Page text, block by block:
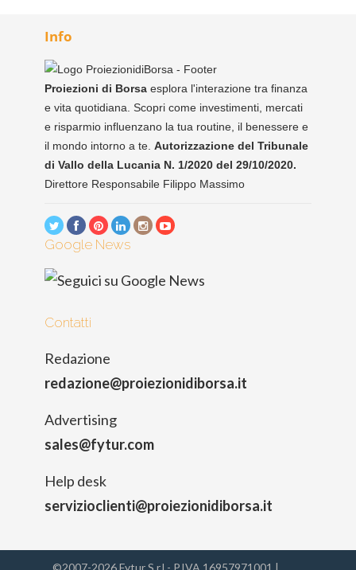
Info
Proiezioni di Borsa esplora l'interazione tra finanza
e vita quotidiana. Scopri come investimenti, mercati
e risparmio influenzano la tua routine, il benessere e
il mondo intorno a te. Autorizzazione del Tribunale
di Vallo della Lucania N. 1/2020 del 29/10/2020.
Direttore Responsabile Filippo Massimo
Google News
Contatti
Redazione
redazione@proiezionidiborsa.it
Advertising
sales@fytur.com
Help desk
servizioclienti@proiezionidiborsa.it
©2007-2026 Fytur S.r.l - P.IVA 16957971001 |